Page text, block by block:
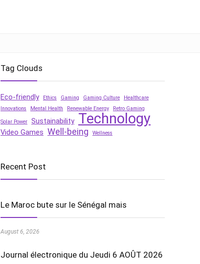
Tag Clouds
Eco-friendly Ethics Gaming Gaming Culture
Healthcare
Innovations
Mental Health Renewable Energy Retro Gaming
Solar Power Sustainability Technology
Video Games Well-being Wellness
Recent Post
Le Maroc bute sur le Sénégal mais
August 6, 2026
Journal électronique du Jeudi 6 AOÛT 2026